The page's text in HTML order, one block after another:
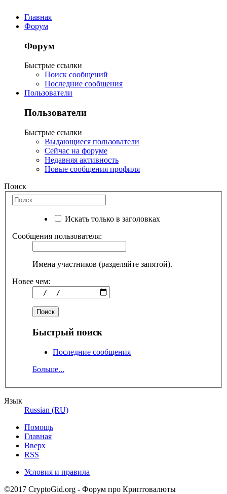
Главная
Форум
Форум
Быстрые ссылки
Поиск сообщений
Последние сообщения
Пользователи
Пользователи
Быстрые ссылки
Выдающиеся пользователи
Сейчас на форуме
Недавняя активность
Новые сообщения профиля
Поиск
Искать только в заголовках
Сообщения пользователя:
Имена участников (разделяйте запятой).
Новее чем:
Быстрый поиск
Последние сообщения
Больше...
Язык
Russian (RU)
Помощь
Главная
Вверх
RSS
Условия и правила
©2017 CryptoGid.org - Форум про Криптовалюты